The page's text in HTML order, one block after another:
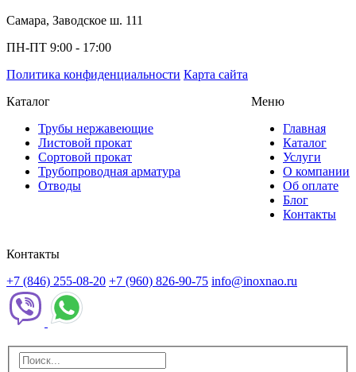
Самара, Заводское ш. 111
ПН-ПТ 9:00 - 17:00
Политика конфиденциальности Карта сайта
Каталог
Трубы нержавеющие
Листовой прокат
Сортовой прокат
Трубопроводная арматура
Отводы
Меню
Главная
Каталог
Услуги
О компании
Об оплате
Блог
Контакты
Контакты
+7 (846) 255-08-20 +7 (960) 826-90-75 info@inoxnao.ru